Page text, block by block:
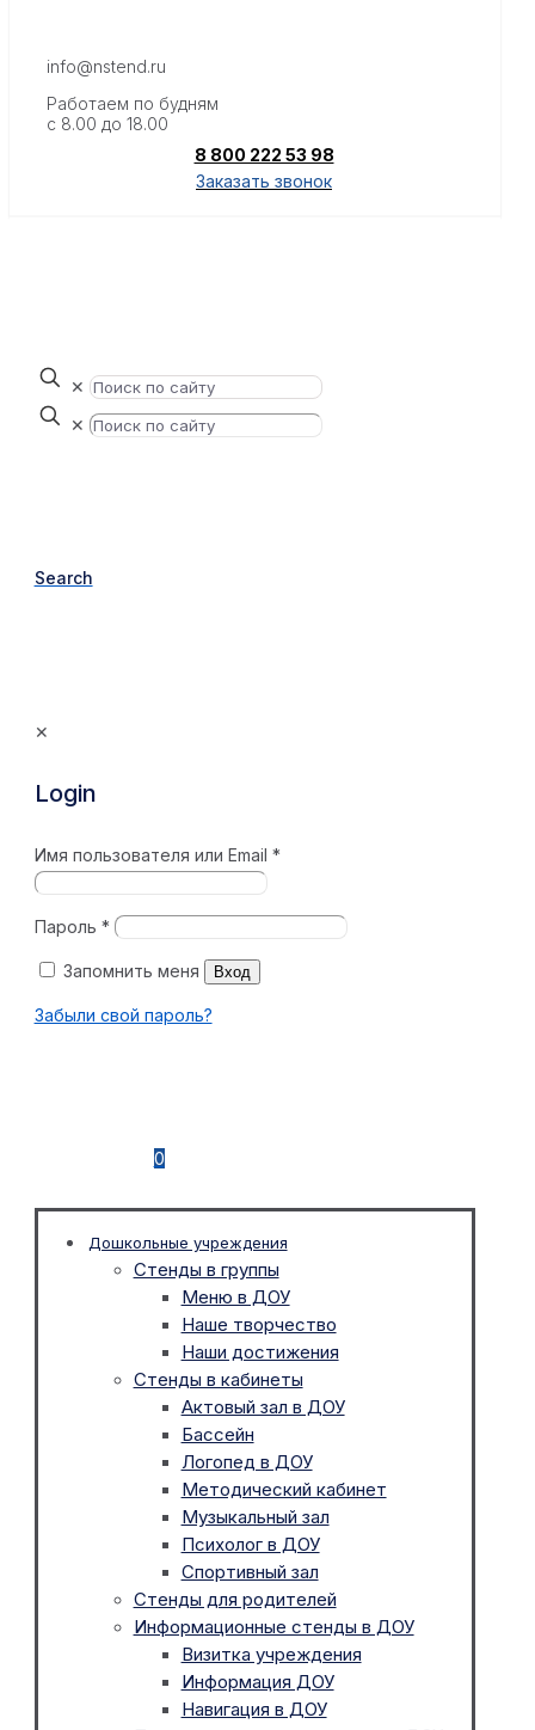
info@nstend.ru
Работаем по будням
с 8.00 до 18.00
8 800 222 53 98
Заказать звонок
✕
✕
Search
✕
Login
Имя пользователя или Email *
Пароль *
Запомнить меня Вход
Забыли свой пароль?
0
Дошкольные учреждения
Стенды в группы
Меню в ДОУ
Наше творчество
Наши достижения
Стенды в кабинеты
Актовый зал в ДОУ
Бассейн
Логопед в ДОУ
Методический кабинет
Музыкальный зал
Психолог в ДОУ
Спортивный зал
Стенды для родителей
Информационные стенды в ДОУ
Визитка учреждения
Информация ДОУ
Навигация в ДОУ